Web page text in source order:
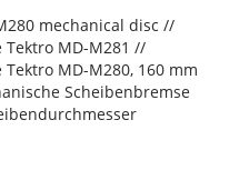
mechanical disc //
Tektro MD-M281 //
MD-M280, 160 mm
Scheibenbremse